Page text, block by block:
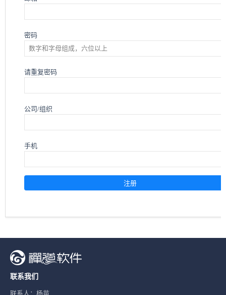
密码
请重复密码
公司/组织
手机
联系我们
联系人：杨苗